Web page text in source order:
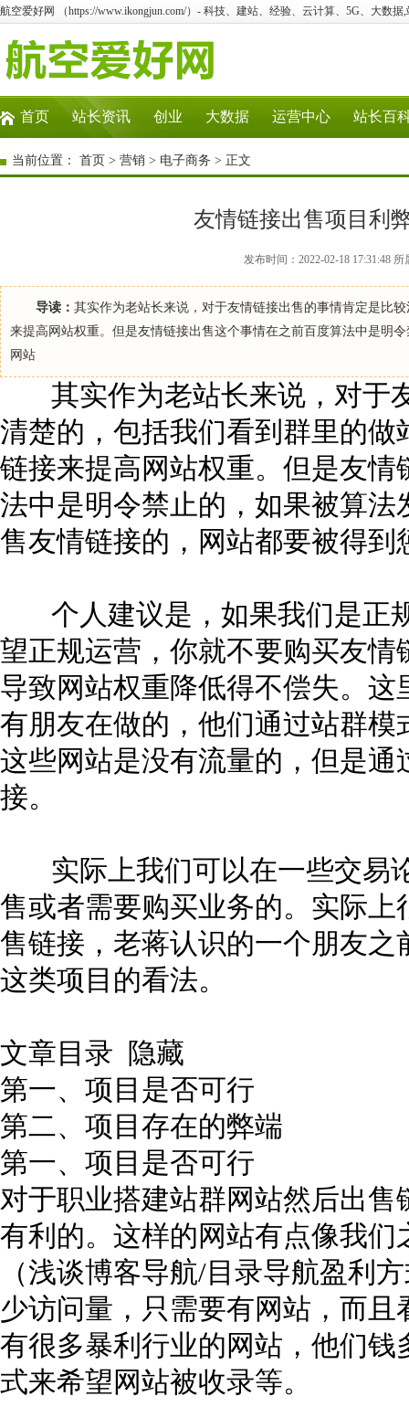
航空爱好网 （https://www.ikongjun.com/）- 科技、建站、经验、云计算、5G、大数据
首页 站长资讯 创业 大数据 运营中心 站长百
当前位置： 首页 > 营销 > 电子商务 > 正文
友情链接出售项目利
发布时间：2022-02-18 17:31:48
导读： 其实作为老站长来说，对于友情链接出售的事情肯定是比
来提高网站权重。但是友情链接出售这个事情在之前百度算法中是明
网站
其实作为老站长来说，对于
清楚的，包括我们看到群里的
链接来提高网站权重。但是友
法中是明令禁止的，如果被算
售友情链接的，网站都要被得到
个人建议是，如果我们是正
望正规运营，你就不要购买友
导致网站权重降低得不偿失。
有朋友在做的，他们通过站群
这些网站是没有流量的，但是
接。
实际上我们可以在一些交易
售或者需要购买业务的。实际
售链接，老蒋认识的一个朋友
这类项目的看法。
文章目录 隐藏
第一、项目是否可行
第二、项目存在的弊端
第一、项目是否可行
对于职业搭建站群网站然后出
有利的。这样的网站有点像我
（浅谈博客导航/目录导航盈利
少访问量，只需要有网站，而
有很多暴利行业的网站，他们
式来希望网站被收录等。